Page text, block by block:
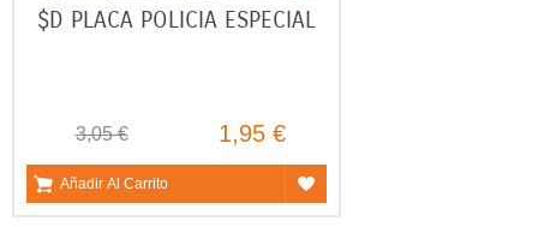
$D PLACA POLICIA ESPECIAL
3,05 € 1,95 €
Añadir Al Carrito